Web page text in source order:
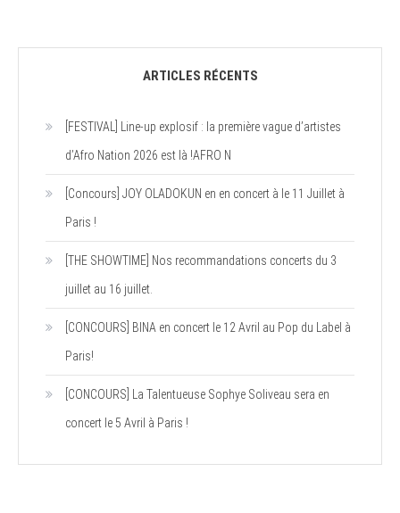
ARTICLES RÉCENTS
[FESTIVAL] Line-up explosif : la première vague d’artistes
d’Afro Nation 2026 est là !AFRO N
[Concours] JOY OLADOKUN en en concert à le 11 Juillet à
Paris !
[THE SHOWTIME] Nos recommandations concerts du 3
juillet au 16 juillet.
[CONCOURS] BINA en concert le 12 Avril au Pop du Label à
Paris!
[CONCOURS] La Talentueuse Sophye Soliveau sera en
concert le 5 Avril à Paris !